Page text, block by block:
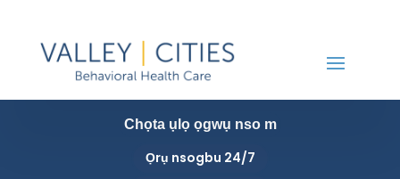
Chọta ụlọ ọgwụ nso m
Ọrụ nsogbu 24/7